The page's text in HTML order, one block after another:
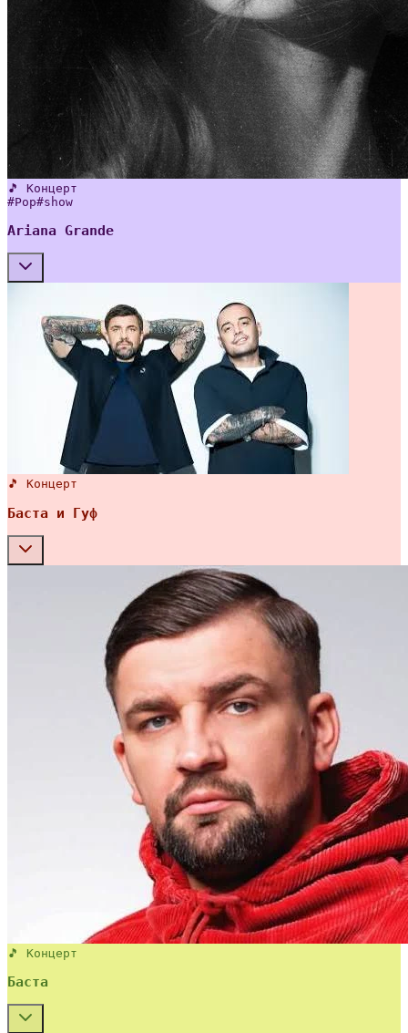
🎵 Концерт
#Pop#show
Ariana Grande
🎵 Концерт
Баста и Гуф
🎵 Концерт
Баста